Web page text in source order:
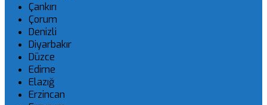
Çankırı
Çorum
Denizli
Diyarbakır
Düzce
Edirne
Elazığ
Erzincan